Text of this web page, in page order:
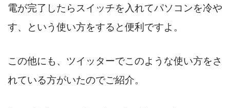
電が完了したらスイッチを入れてパソコンを冷や
す、という使い方をすると便利ですよ。
この他にも、ツイッターでこのような使い方をさ
れている方がいたのでご紹介。